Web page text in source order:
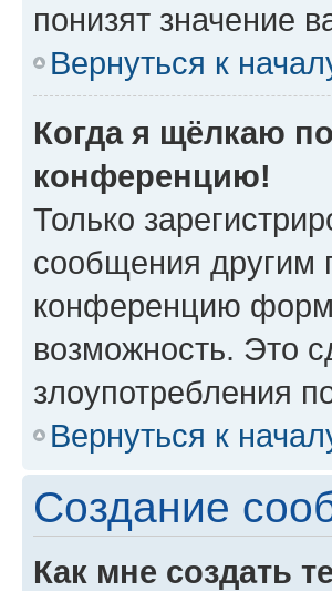
понизят значение
Вернуться к
Когда я щёлкаю
конференцию!
Только
сообщения другим
конференцию
возможность. Это
злоупотребления
Вернуться к
Создание
Как мне создать